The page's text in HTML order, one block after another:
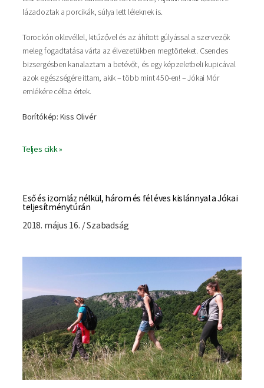
lázadoztak a porcikák, súlya lett léleknek is.
Torockón oklevéllel, kitűzővel és az áhított gúlyással a szervezők
meleg fogadtatása várta az élvezetükben megtörteket. Csendes
bizsergésben kanalaztam a betévőt, és egy képzeletbeli kupicával
azok egészségére ittam, akik – több mint 450-en! – Jókai Mór
emlékére célba értek.
Borítókép: Kiss Olivér
Teljes cikk »
Eső és izomláz nélkül, három és fél éves kislánnyal a Jókai
teljesítménytúrán
2018. május 16. / Szabadság